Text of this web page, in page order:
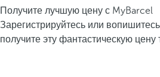
Получите лучшую цену с MyBarcel
Зарегистрируйтесь или
получите эту фантастическую цену